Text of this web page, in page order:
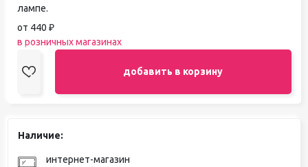
лампе.
от 440 ₽
в розничных магазинах
добавить в корзину
Наличие:
интернет-магазин